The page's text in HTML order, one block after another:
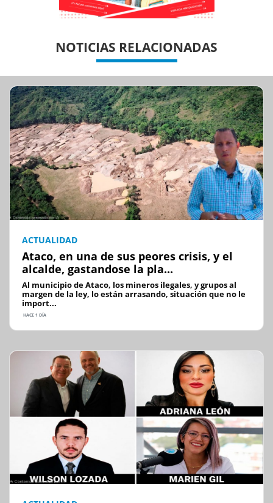
NOTICIAS RELACIONADAS
ACTUALIDAD
Ataco, en una de sus peores crisis, y el
alcalde, gastandose la pla...
Al municipio de Ataco, los mineros ilegales, y grupos al
margen de la ley, lo están arrasando, situación que no le
import...
HACE 1 DÍA